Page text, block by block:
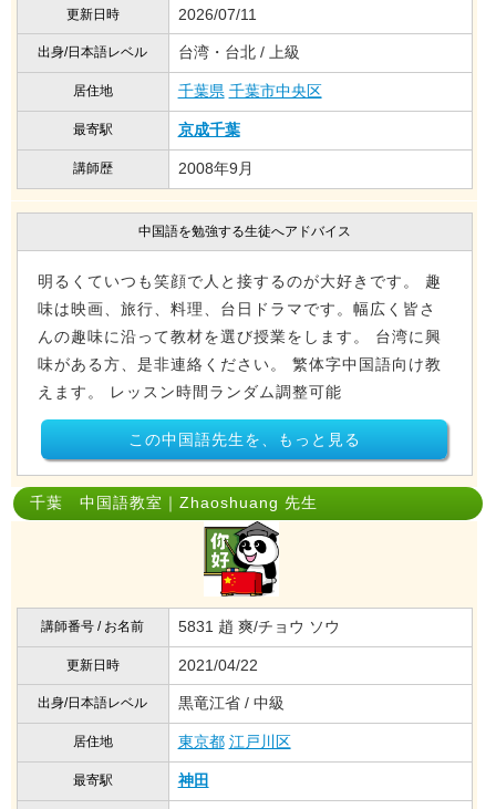
更新日時 2026/07/11
出身/日本語レベル 台湾・台北 / 上級
居住地 千葉県 千葉市中央区
最寄駅 京成千葉
講師歴 2008年9月
中国語を勉強する生徒へアドバイス
明るくていつも笑顔で人と接するのが大好きです。 趣
味は映画、旅行、料理、台日ドラマです。幅広く皆さ
んの趣味に沿って教材を選び授業をします。 台湾に興
味がある方、是非連絡ください。 繁体字中国語向け教
えます。 レッスン時間ランダム調整可能
この中国語先生を、もっと見る
千葉 中国語教室｜Zhaoshuang 先生
講師番号 / お名前 5831 趙 爽/チョウ ソウ
更新日時 2021/04/22
出身/日本語レベル 黒竜江省 / 中級
居住地 東京都 江戸川区
最寄駅 神田